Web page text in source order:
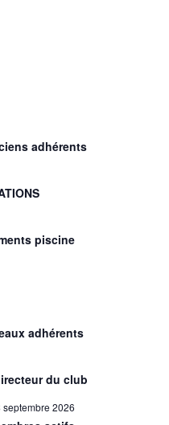
adhérents
piscine
adhérents
du club
septembre 2026